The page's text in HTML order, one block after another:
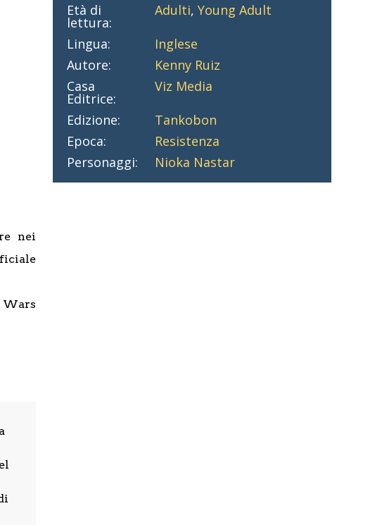
nei
Wars
Età di
lettura:
Adulti, Young Adult
Lingua:
Inglese
Autore:
Kenny Ruiz
Casa
Editrice:
Viz Media
Edizione:
Tankobon
Epoca:
Resistenza
Personaggi:
Nioka Nastar